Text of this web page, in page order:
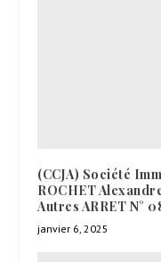
(CCJA) Société
ROCHET
Autres ARRET N°
janvier 6, 2025